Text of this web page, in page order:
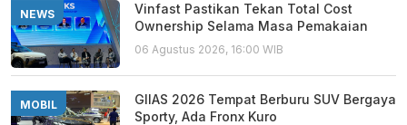
NEWS
Vinfast Pastikan Tekan Total Cost
Ownership Selama Masa Pemakaian
06 Agustus 2026, 16:00 WIB
MOBIL
GIIAS 2026 Tempat Berburu SUV Bergaya
Sporty, Ada Fronx Kuro